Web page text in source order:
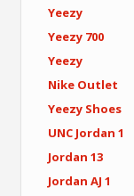
Yeezy
Yeezy 700
Yeezy
Nike Outlet
Yeezy Shoes
UNC Jordan 1
Jordan 13
Jordan AJ 1